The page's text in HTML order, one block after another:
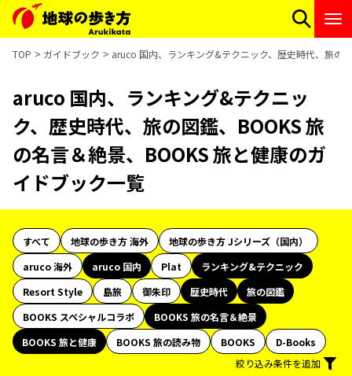
TOP ガイドブック aruco 国内、ランキング&テクニック、歴史時代、旅の
aruco 国内、ランキング&テクニッ
ク、歴史時代、旅の図鑑、BOOKS 旅
の名言＆絶景、BOOKS 旅と健康のガ
イドブック一覧
すべて 地球の歩き方 海外
地球の歩き方 Jシリーズ（国内）
aruco 海外
aruco 国内 Plat
ランキング&テクニック
Resort Style
島旅 御朱印 歴史時代
旅の図鑑
BOOKS スペシャルコラボ
BOOKS 旅の名言＆絶景
BOOKS 旅と健康
BOOKS 旅の読み物 BOOKS
D-Books
絞り込み条件を追加